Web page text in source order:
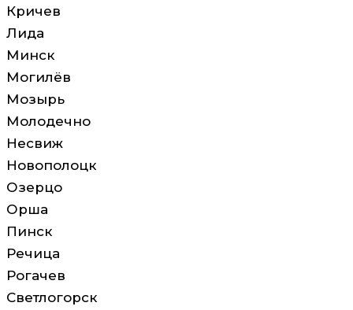
Кричев
Лида
Минск
Могилёв
Мозырь
Молодечно
Несвиж
Новополоцк
Озерцо
Орша
Пинск
Речица
Рогачев
Светлогорск